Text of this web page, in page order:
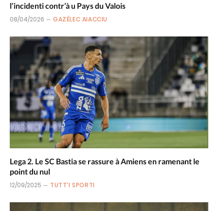
l’incidenti contr’à u Pays du Valois
08/04/2026 GAZÉLEC AIACCIU
Lega 2. Le SC Bastia se rassure à Amiens en ramenant le
point du nul
12/09/2025 TUTT'I SPORTI